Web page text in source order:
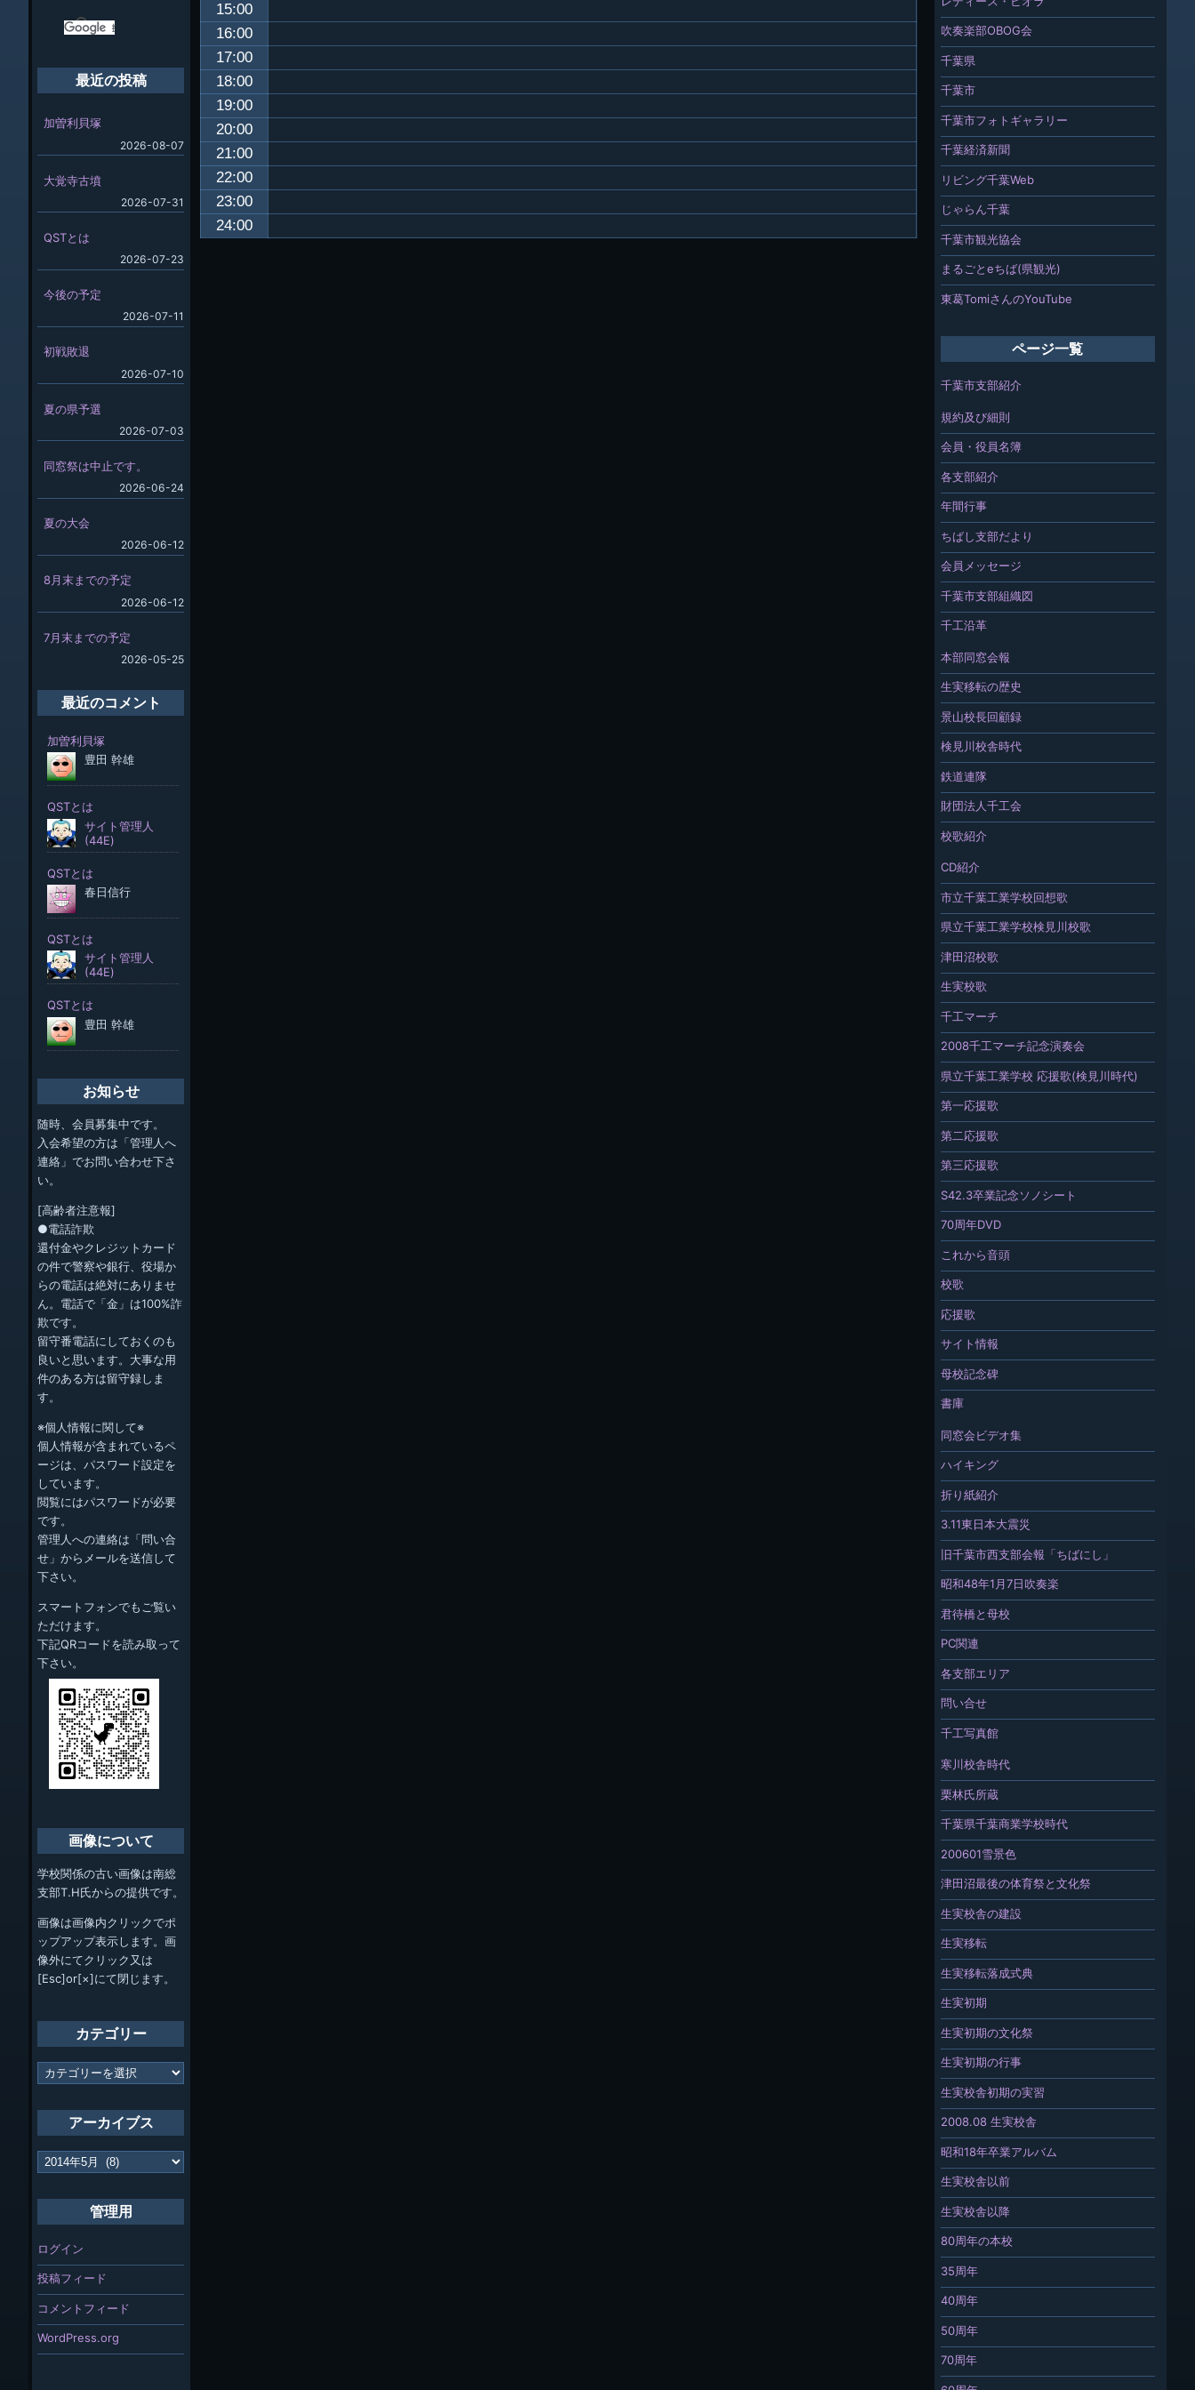
15:00
16:00
17:00
18:00
19:00
20:00
21:00
22:00
23:00
24:00
吹奏楽部OBOG会
千葉県
千葉市
千葉市フォトギャラリー
千葉経済新聞
リビング千葉Web
じゃらん千葉
千葉市観光協会
まるごとeちば(県観光)
東葛TomiさんのYouTube
ページ一覧
千葉市支部紹介
規約及び細則
会員・役員名簿
各支部紹介
年間行事
ちばし支部だより
会員メッセージ
千葉市支部組織図
千工沿革
本部同窓会報
生実移転の歴史
景山校長回顧録
検見川校舎時代
鉄道連隊
財団法人千工会
校歌紹介
CD紹介
市立千葉工業学校回想歌
県立千葉工業学校検見川校歌
津田沼校歌
生実校歌
千工マーチ
2008千工マーチ記念演奏会
県立千葉工業学校 応援歌(検見川時代)
第一応援歌
第二応援歌
第三応援歌
S42.3卒業記念ソノシート
70周年DVD
これから音頭
校歌
応援歌
サイト情報
母校記念碑
書庫
同窓会ビデオ集
ハイキング
折り紙紹介
3.11東日本大震災
旧千葉市西支部会報「ちばにし」
昭和48年1月7日吹奏楽
君待橋と母校
PC関連
各支部エリア
問い合せ
千工写真館
寒川校舎時代
栗林氏所蔵
千葉県千葉商業学校時代
200601雪景色
津田沼最後の体育祭と文化祭
生実校舎の建設
生実移転
生実移転落成式典
生実初期
生実初期の文化祭
生実初期の行事
生実校舎初期の実習
2008.08 生実校舎
昭和18年卒業アルバム
生実校舎以前
生実校舎以降
80周年の本校
35周年
40周年
50周年
70周年
最近の投稿
加曽利貝塚
2026-08-07
大覚寺古墳
2026-07-31
QSTとは
2026-07-23
今後の予定
2026-07-11
初戦敗退
2026-07-10
夏の県予選
2026-07-03
同窓祭は中止です。
2026-06-24
夏の大会
2026-06-12
8月末までの予定
2026-06-12
7月末までの予定
2026-05-25
最近のコメント
お知らせ
随時、会員募集中です。
入会希望の方は「管理人へ
連絡」でお問い合わせ下さ
い。
[高齢者注意報]
●電話詐欺
還付金やクレジットカード
の件で警察や銀行、役場か
らの電話は絶対にありませ
ん。電話で「金」は100%詐
欺です。
留守番電話にしておくのも
良いと思います。大事な用
件のある方は留守録しま
す。
※個人情報に関して※
個人情報が含まれているペ
ージは、パスワード設定を
しています。
閲覧にはパスワードが必要
です。
管理人への連絡は「問い合
せ」からメールを送信して
下さい。
スマートフォンでもご覧い
ただけます。
下記QRコードを読み取って
下さい。
画像について
学校関係の古い画像は南総
支部T.H氏からの提供です。
画像は画像内クリックでポ
ップアップ表示します。画
像外にてクリック又は
[Esc]or[×]にて閉じます。
カテゴリー
カ
テ
ー
アーカイブス
ア
ー
ブ
管理用
ログイン
投稿フィード
コメントフィード
WordPress.org